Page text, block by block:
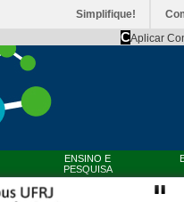
Simplifique!
CAplicar
ENSINO E
PESQUISA